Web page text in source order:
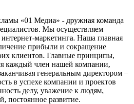
«01 Медиа» - дружная команда
Мы осуществляем
маркетинга. Наша главная
прибыли и сокращение
клиентов. Главные принципы,
каждый член нашей компании,
генеральным директором –
в успехе компании и проектов
делу, уважение к людям,
постоянное развитие.